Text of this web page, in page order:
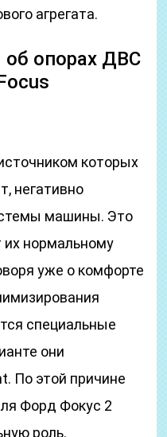
агрегата.
об опорах ДВС
которых
негативно
машины. Это
их нормальному
уже о комфорте
специальные
они
По этой причине
Форд Фокус 2
роль.